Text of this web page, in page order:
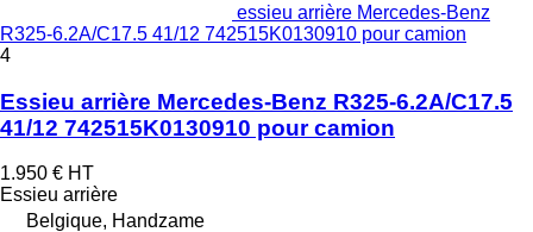
essieu arrière Mercedes-Benz
R325-6.2A/C17.5 41/12 742515K0130910 pour camion
4
Essieu arrière Mercedes-Benz R325-6.2A/C17.5
41/12 742515K0130910 pour camion
1.950 € HT
Essieu arrière
Belgique, Handzame